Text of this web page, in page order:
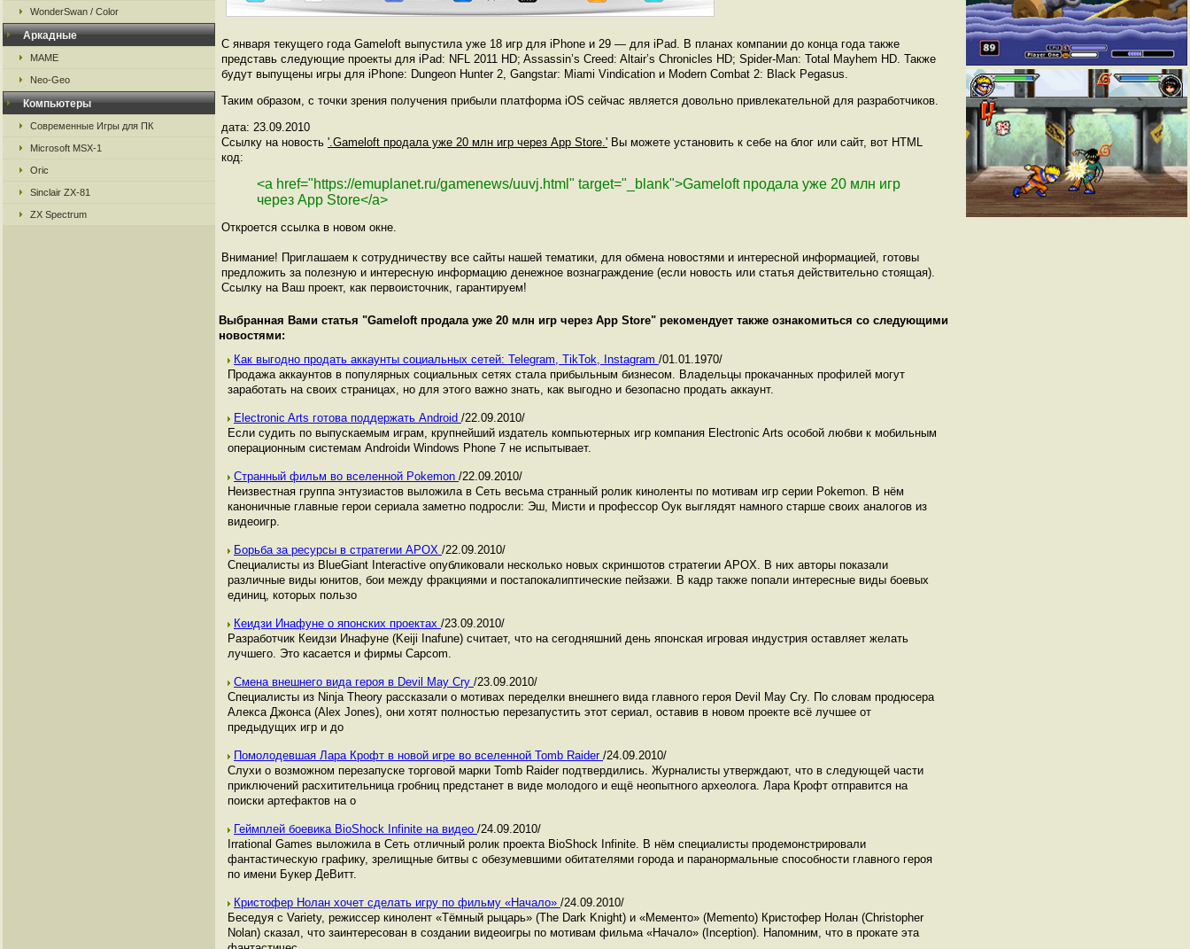
WonderSwan / Color
Аркадные
MAME
Neo-Geo
Компьютеры
Современные Игры для ПК
Microsoft MSX-1
Oric
Sinclair ZX-81
ZX Spectrum
С января текущего года Gameloft выпустила уже 18 игр для iPhone и 29 — для iPad. В планах компании до конца года также
представь следующие проекты для iPad: NFL 2011 HD; Assassin’s Creed: Altair’s Chronicles HD; Spider-Man: Total Mayhem HD. Также
будут выпущены игры для iPhone: Dungeon Hunter 2, Gangstar: Miami Vindication и Modern Combat 2: Black Pegasus.
Таким образом, с точки зрения получения прибыли платформа iOS сейчас является довольно привлекательной для разработчиков.
дата: 23.09.2010
Ссылку на новость '.Gameloft продала уже 20 млн игр через App Store.' Вы можете установить к себе на блог или сайт, вот HTML
код:
<a href="https://emuplanet.ru/gamenews/uuvj.html" target="_blank">Gameloft продала уже 20 млн игр
через App Store</a>
Откроется ссылка в новом окне.
Внимание! Приглашаем к сотрудничеству все сайты нашей тематики, для обмена новостями и интересной информацией, готовы
предложить за полезную и интересную информацию денежное вознаграждение (если новость или статья действительно стоящая).
Ссылку на Ваш проект, как первоисточник, гарантируем!
Выбранная Вами статья "Gameloft продала уже 20 млн игр через App Store" рекомендует также ознакомиться со следующими
новостями:
Как выгодно продать аккаунты социальных сетей: Telegram, TikTok, Instagram /01.01.1970/
Продажа аккаунтов в популярных социальных сетях стала прибыльным бизнесом. Владельцы прокачанных профилей могут
заработать на своих страницах, но для этого важно знать, как выгодно и безопасно продать аккаунт.
Electronic Arts готова поддержать Android /22.09.2010/
Если судить по выпускаемым играм, крупнейший издатель компьютерных игр компания Electronic Arts особой любви к мобильным
операционным системам Androidи Windows Phone 7 не испытывает.
Странный фильм во вселенной Pokemon /22.09.2010/
Неизвестная группа энтузиастов выложила в Сеть весьма странный ролик киноленты по мотивам игр серии Pokemon. В нём
каноничные главные герои сериала заметно подросли: Эш, Мисти и профессор Оук выглядят намного старше своих аналогов из
видеоигр.
Борьба за ресурсы в стратегии APOX /22.09.2010/
Специалисты из BlueGiant Interactive опубликовали несколько новых скриншотов стратегии APOX. В них авторы показали
различные виды юнитов, бои между фракциями и постапокалиптические пейзажи. В кадр также попали интересные виды боевых
единиц, которых пользо
Кеидзи Инафуне о японских проектах /23.09.2010/
Разработчик Кеидзи Инафуне (Keiji Inafune) считает, что на сегодняшний день японская игровая индустрия оставляет желать
лучшего. Это касается и фирмы Capcom.
Смена внешнего вида героя в Devil May Cry /23.09.2010/
Специалисты из Ninja Theory рассказали о мотивах переделки внешнего вида главного героя Devil May Cry. По словам продюсера
Алекса Джонса (Alex Jones), они хотят полностью перезапустить этот сериал, оставив в новом проекте всё лучшее от
предыдущих игр и до
Помолодевшая Лара Крофт в новой игре во вселенной Tomb Raider /24.09.2010/
Слухи о возможном перезапуске торговой марки Tomb Raider подтвердились. Журналисты утверждают, что в следующей части
приключений расхитительница гробниц предстанет в виде молодого и ещё неопытного археолога. Лара Крофт отправится на
поиски артефактов на о
Геймплей боевика BioShock Infinite на видео /24.09.2010/
Irrational Games выложила в Сеть отличный ролик проекта BioShock Infinite. В нём специалисты продемонстрировали
фантастическую графику, зрелищные битвы с обезумевшими обитателями города и паранормальные способности главного героя
по имени Букер ДеВитт.
Кристофер Нолан хочет сделать игру по фильму «Начало» /24.09.2010/
Беседуя с Variety, режиссер кинолент «Тёмный рыцарь» (The Dark Knight) и «Мементо» (Memento) Кристофер Нолан (Christopher
Nolan) сказал, что заинтересован в создании видеоигры по мотивам фильма «Начало» (Inception). Напомним, что в прокате эта